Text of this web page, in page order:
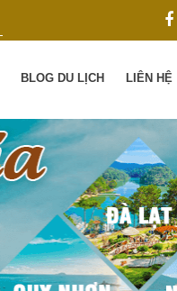
BLOG DU LỊCH LIÊN HỆ